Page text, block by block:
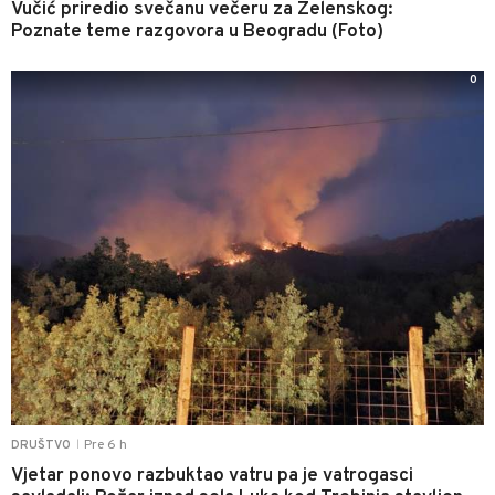
Vučić priredio svečanu večeru za Zelenskog:
Poznate teme razgovora u Beogradu (Foto)
DRUŠTVO Pre 6 h
Vjetar ponovo razbuktao vatru pa je vatrogasci
0